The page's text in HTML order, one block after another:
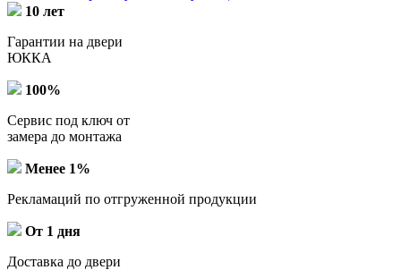
10 лет
Гарантии на двери
ЮККА
100%
Сервис под ключ от
замера до монтажа
Менее 1%
Рекламаций по отгруженной продукции
От 1 дня
Доставка до двери